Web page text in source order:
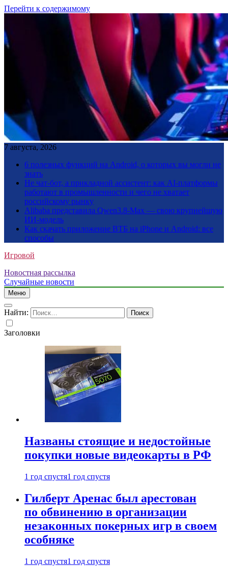
Перейти к содержимому
7 августа, 2026
6 полезных функций на Android, о которых вы могли не
знать
Не чат-бот, а прикладной ассистент: как AI-платформы
работают в промышленности и чего не хватает
российскому рынку
Alibaba представила Qwen3.8-Max — свою крупнейшую
ИИ-модель
Как скачать приложение ВТБ на iPhone и Android: все
способы
Игровой
Новостная рассылка
Случайные новости
Меню
Найти:
Заголовки
Названы стоящие и недостойные
покупки новые видеокарты в РФ
1 год спустя1 год спустя
Гилберт Аренас был арестован
по обвинению в организации
незаконных покерных игр в своем
особняке
1 год спустя1 год спустя